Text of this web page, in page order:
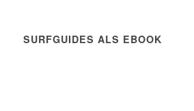
SURFGUIDES ALS EBOOK